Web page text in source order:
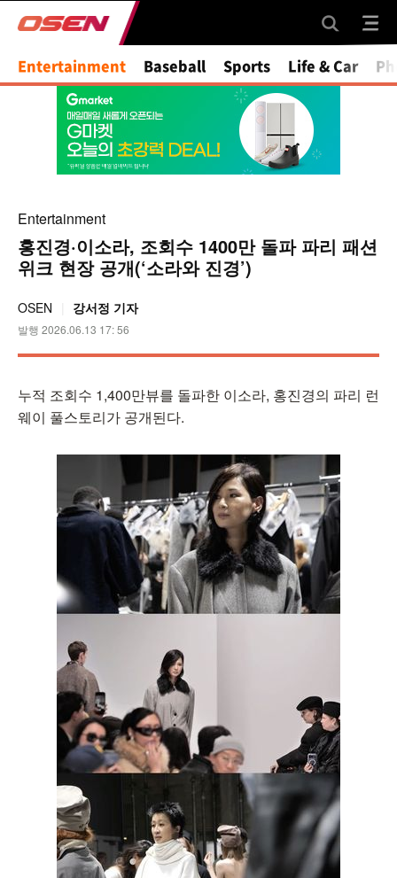
Entertainment Baseball Sports Life & Car
Entertainment
홍진경·이소라, 조회수 1400만 돌파 파리 패션
위크 현장 공개(‘소라와 진경’)
OSEN 강서정 기자
발행 2026.06.13 17: 56
누적 조회수 1,400만뷰를 돌파한 이소라, 홍진경의 파리 런
웨이 풀스토리가 공개된다.